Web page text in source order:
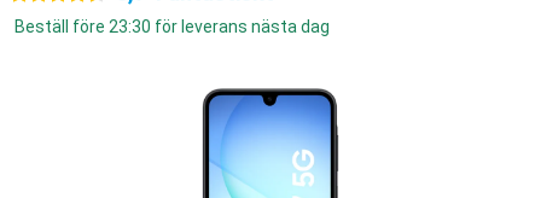
Beställ före 23:30 för leverans nästa dag